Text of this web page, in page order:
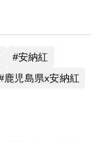
安納紅
鹿児島県x安納紅